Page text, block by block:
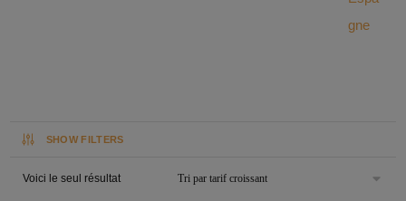
SHOW FILTERS
Voici le seul résultat